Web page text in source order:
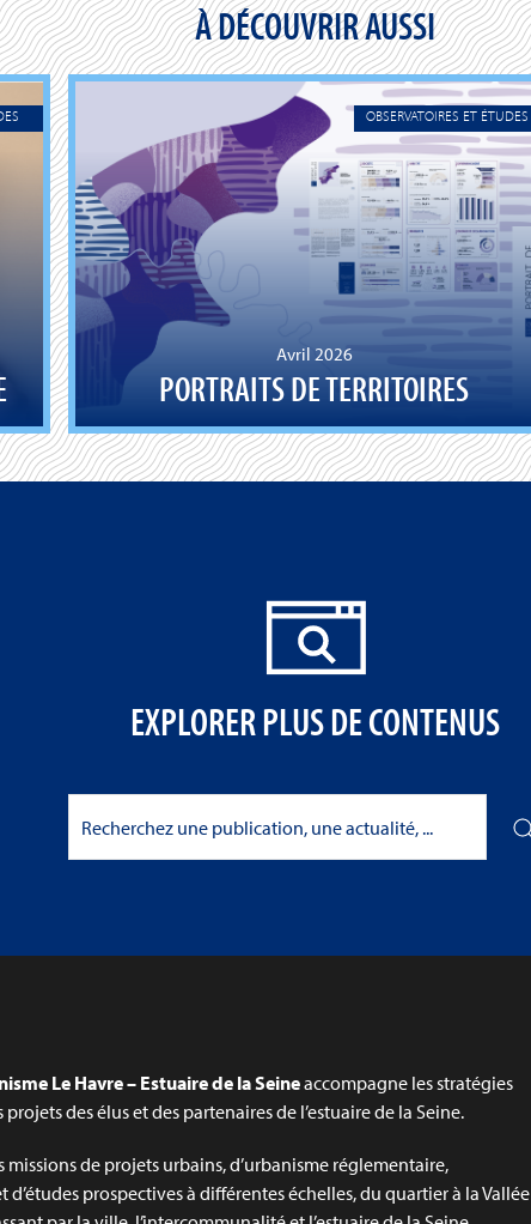
À DÉCOUVRIR AUSSI
OBSERVATOIRES ET ÉTUDES
Avril 2026
PORTRAITS DE TERRITOIRES
EXPLORER PLUS DE CONTENUS
Le Havre – Estuaire de la Seineaccompagne les stratégies
des élus et des partenaires de l’estuaire de la Seine.
missions de projets urbains, d’urbanisme réglementaire,
d’études prospectives à différentes échelles, du quartier à la Vallée